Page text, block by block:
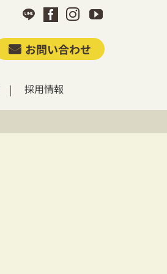
お問い合わせ
採用情報